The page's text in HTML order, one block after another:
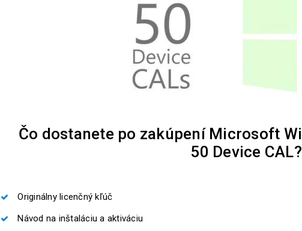
Čo dostanete po zakúpení Microsoft
50 Device CAL?
Originálny licenčný kľúč
Návod na inštaláciu a aktiváciu